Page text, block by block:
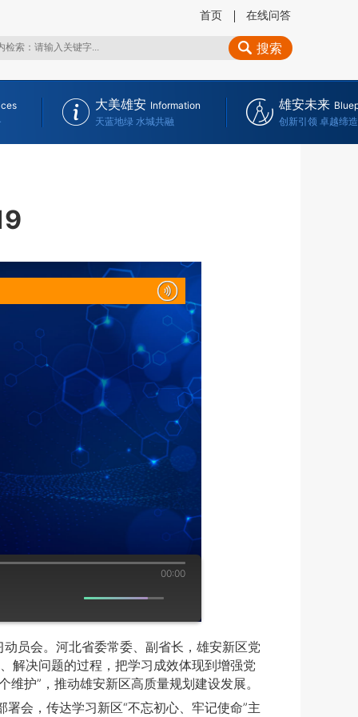
首页 在线问答
搜索
大美雄安 Information
天蓝地绿 水城共融
雄安未来
创新引领 卓越缔造
00:00
员会。河北省委常委、副省长，雄安新区党
解决问题的过程，把学习成效体现到增强党
护”，推动雄安新区高质量规划建设发展。
会，传达学习新区“不忘初心、牢记使命”主